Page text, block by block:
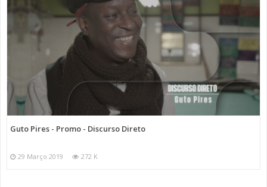
Guto Pires - Promo - Discurso Direto
29 Março 2019 272 K